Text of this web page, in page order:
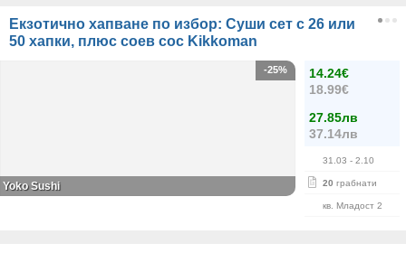
Екзотично хапване по избор: Суши сет с 26 или
50 хапки, плюс соев сос Kikkoman
14.24€
18.99€
27.85лв
37.14лв
31.03 - 2.10
20 грабнати
кв. Младост 2
-25%
Yoko Sushi